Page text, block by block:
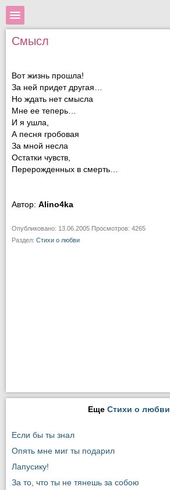
Смысл
Вот жизнь прошла!
За ней придет другая…
Но ждать нет смысла
Мне ее теперь…
И я ушла,
А песня гробовая
За мной несла
Остатки чувств,
Перерожденных в смерть…
Автор: Alino4ka
Опубликовано: 13.06.2005 Просмотров: 4265
Раздел: Стихи о любви
Еще Стихи о любви
Если бы ты знал
Опять мне миг ты подарил
Лапусику!
За то, что ты не тянешь за собою